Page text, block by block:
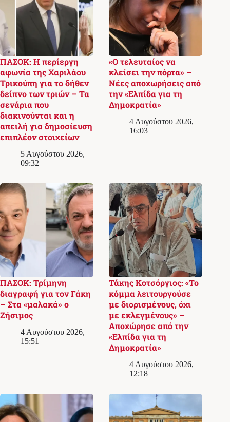
ΠΑΣΟΚ: Η περίεργη
αφωνία της Χαριλάου
Τρικούπη για το δήθεν
δείπνο των τριών – Τα
σενάρια που
διακινούνται και η
απειλή για δημοσίευση
επιπλέον στοιχείων
5 Αυγούστου 2026,
09:32
«Ο τελευταίος να
κλείσει την πόρτα» –
Νέες αποχωρήσεις από
την «Ελπίδα για τη
Δημοκρατία»
4 Αυγούστου 2026,
16:03
ΠΑΣΟΚ: Τρίμηνη
διαγραφή για τον Γάκη
– Στα «μαλακά» ο
Ζήσιμος
4 Αυγούστου 2026,
15:51
Τάκης Κοτσόργιος: «Το
κόμμα λειτουργούσε
με διορισμένους, όχι
με εκλεγμένους» –
Αποχώρησε από την
«Ελπίδα για τη
Δημοκρατία»
4 Αυγούστου 2026,
12:18